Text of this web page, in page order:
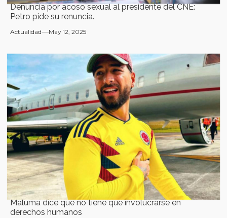
Denuncia por acoso sexual al presidente del CNE:
Petro pide su renuncia.
Actualidad May 12, 2025
Maluma dice que no tiene que involucrarse en
derechos humanos